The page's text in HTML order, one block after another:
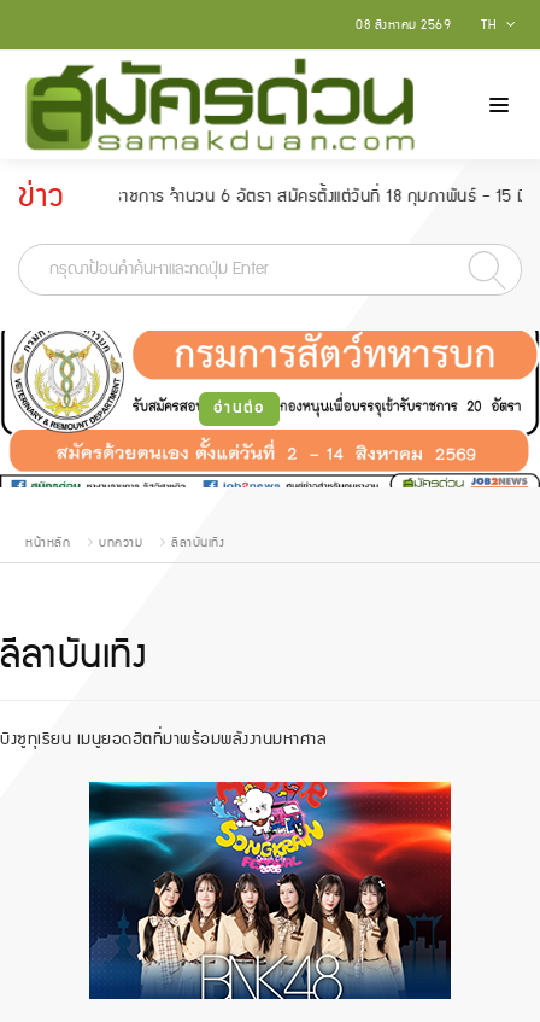
TH
08 สิงหาคม 2569
ข่าว
ประกาศ
าชการ จำนวน 6 อัตรา สมัครตั้งแต่วันที่ 18 กุมภาพันธ์ - 15 มีนาคม 2565
หน้าหลัก บทความ ลีลาบันเทิง
ลีลาบันเทิง
บิงซูทุเรียน เมนูยอดฮิตที่มาพร้อมพลังงานมหาศาล